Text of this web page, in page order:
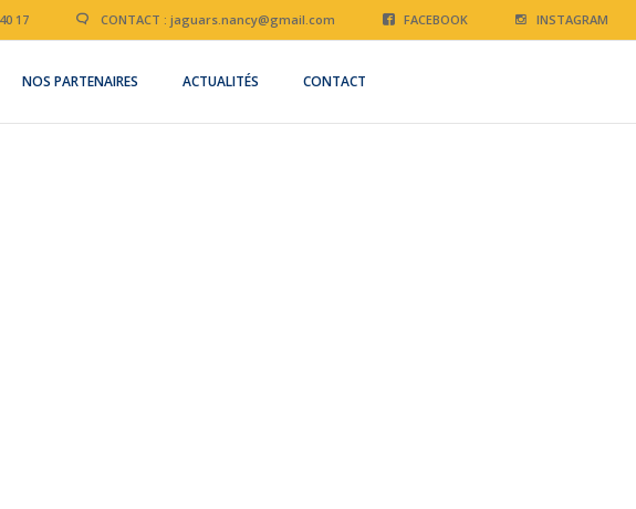
17 CONTACT : jaguars.nancy@gmail.com FACEBOOK INSTAGRAM
NOS PARTENAIRES ACTUALITÉS CONTACT